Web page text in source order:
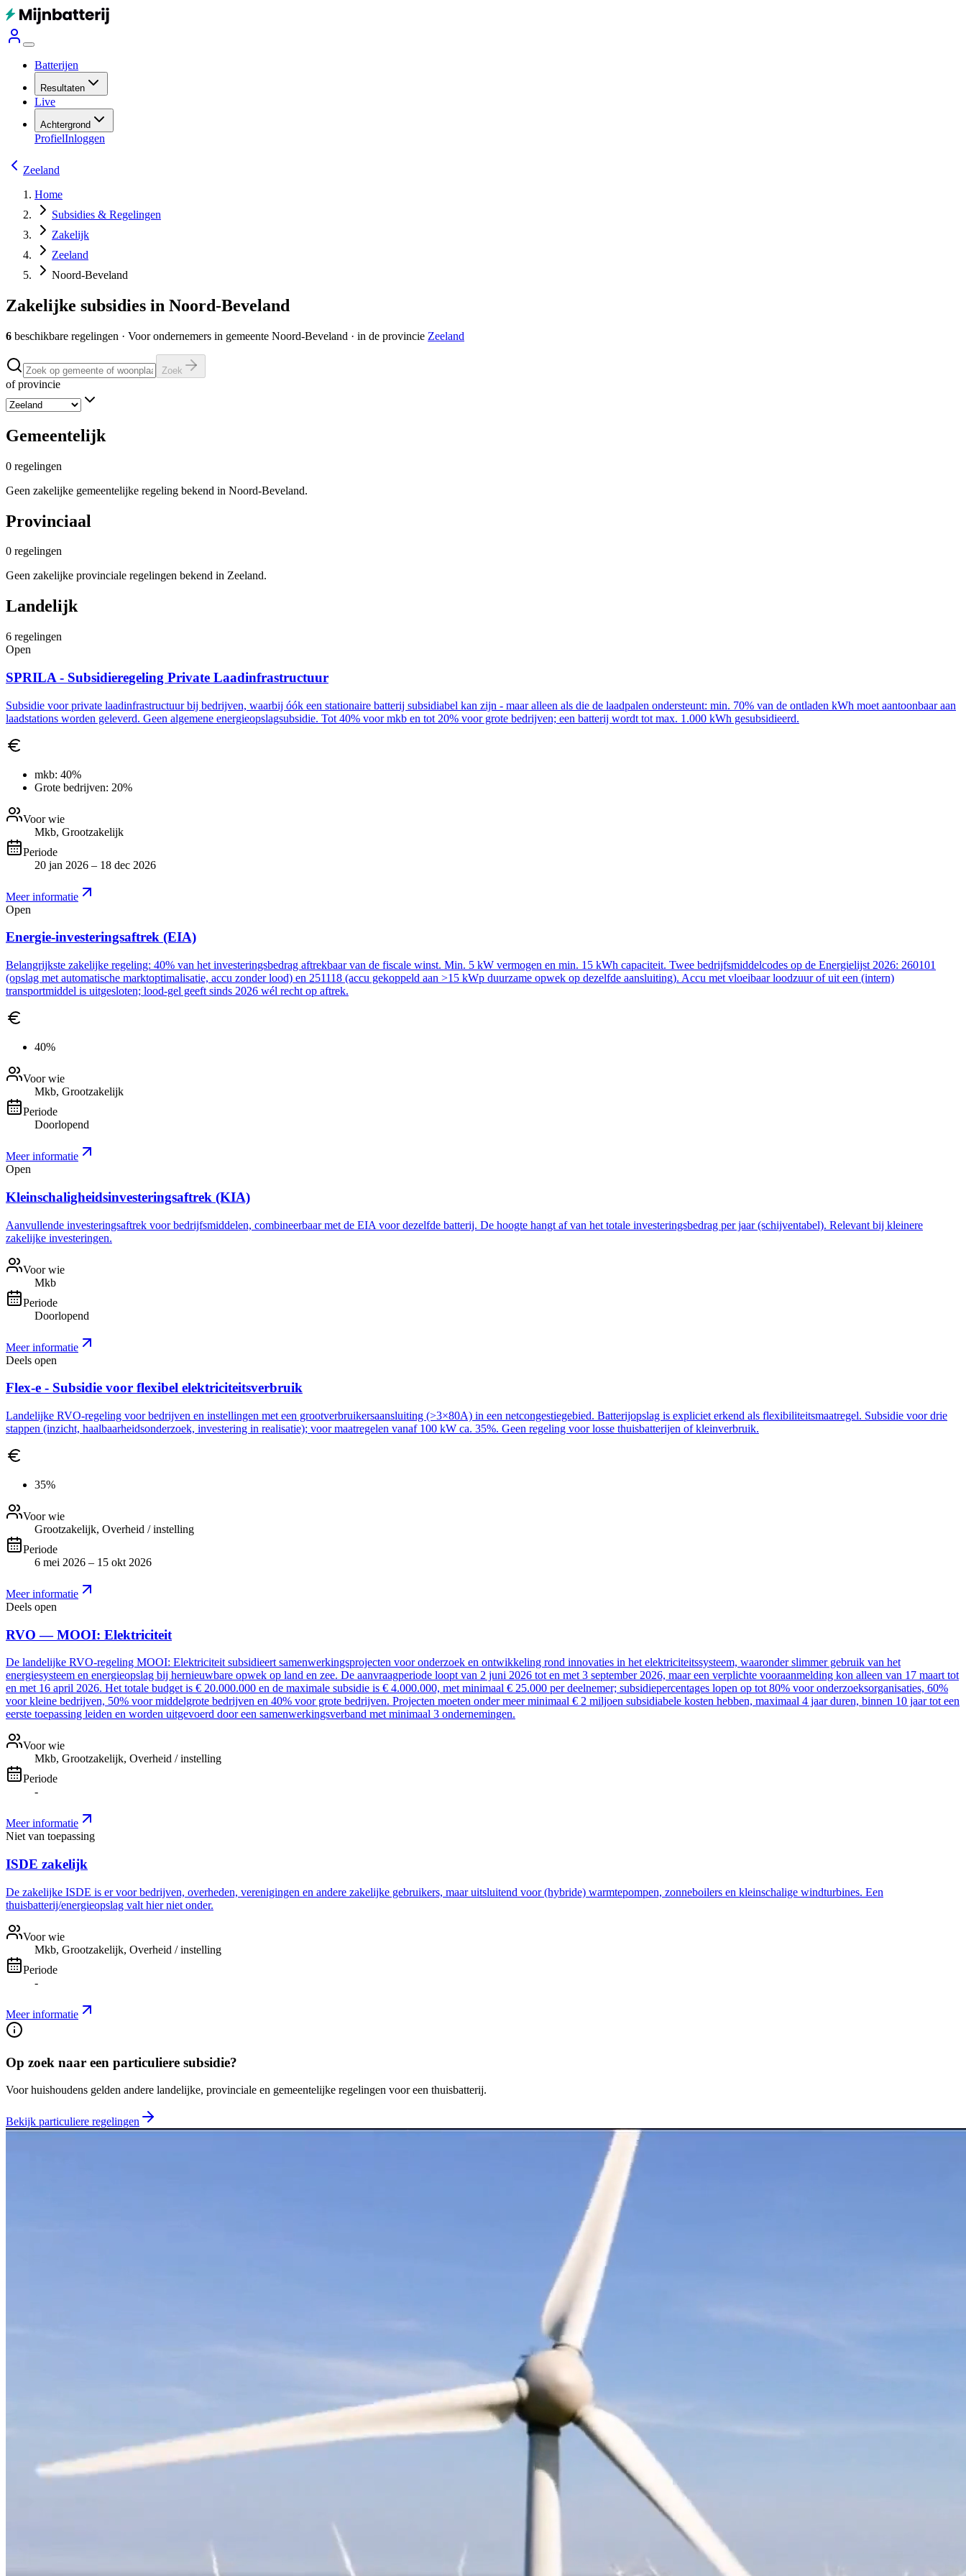
Batterijen
Resultaten
Live
Achtergrond
ProfielInloggen
Zeeland
Home
Subsidies & Regelingen
Zakelijk
Zeeland
Noord-Beveland
Zakelijke subsidies in Noord-Beveland
6 beschikbare regelingen · Voor ondernemers in gemeente Noord-Beveland · in de provincie Zeeland
Zoek
of provincie
Gemeentelijk
0 regelingen
Geen zakelijke gemeentelijke regeling bekend in Noord-Beveland.
Provinciaal
0 regelingen
Geen zakelijke provinciale regelingen bekend in Zeeland.
Landelijk
6 regelingen
Open
SPRILA - Subsidieregeling Private Laadinfrastructuur
Subsidie voor private laadinfrastructuur bij bedrijven, waarbij óók een stationaire batterij subsidiabel kan zijn - maar alleen als die de laadpalen ondersteunt: min. 70% van de ontladen kWh moet aantoonbaar aan
laadstations worden geleverd. Geen algemene energieopslagsubsidie. Tot 40% voor mkb en tot 20% voor grote bedrijven; een batterij wordt tot max. 1.000 kWh gesubsidieerd.
mkb: 40%
Grote bedrijven: 20%
Voor wie
Mkb, Grootzakelijk
Periode
20 jan 2026 – 18 dec 2026
Meer informatie
Open
Energie-investeringsaftrek (EIA)
Belangrijkste zakelijke regeling: 40% van het investeringsbedrag aftrekbaar van de fiscale winst. Min. 5 kW vermogen en min. 15 kWh capaciteit. Twee bedrijfsmiddelcodes op de Energielijst 2026: 260101
(opslag met automatische marktoptimalisatie, accu zonder lood) en 251118 (accu gekoppeld aan >15 kWp duurzame opwek op dezelfde aansluiting). Accu met vloeibaar loodzuur of uit een (intern)
transportmiddel is uitgesloten; lood-gel geeft sinds 2026 wél recht op aftrek.
40%
Voor wie
Mkb, Grootzakelijk
Periode
Doorlopend
Meer informatie
Open
Kleinschaligheidsinvesteringsaftrek (KIA)
Aanvullende investeringsaftrek voor bedrijfsmiddelen, combineerbaar met de EIA voor dezelfde batterij. De hoogte hangt af van het totale investeringsbedrag per jaar (schijventabel). Relevant bij kleinere
zakelijke investeringen.
Voor wie
Mkb
Periode
Doorlopend
Meer informatie
Deels open
Flex-e - Subsidie voor flexibel elektriciteitsverbruik
Landelijke RVO-regeling voor bedrijven en instellingen met een grootverbruikersaansluiting (>3×80A) in een netcongestiegebied. Batterijopslag is expliciet erkend als flexibiliteitsmaatregel. Subsidie voor drie
stappen (inzicht, haalbaarheidsonderzoek, investering in realisatie); voor maatregelen vanaf 100 kW ca. 35%. Geen regeling voor losse thuisbatterijen of kleinverbruik.
35%
Voor wie
Grootzakelijk, Overheid / instelling
Periode
6 mei 2026 – 15 okt 2026
Meer informatie
Deels open
RVO — MOOI: Elektriciteit
De landelijke RVO-regeling MOOI: Elektriciteit subsidieert samenwerkingsprojecten voor onderzoek en ontwikkeling rond innovaties in het elektriciteitssysteem, waaronder slimmer gebruik van het
energiesysteem en energieopslag bij hernieuwbare opwek op land en zee. De aanvraagperiode loopt van 2 juni 2026 tot en met 3 september 2026, maar een verplichte vooraanmelding kon alleen van 17 maart tot
en met 16 april 2026. Het totale budget is € 20.000.000 en de maximale subsidie is € 4.000.000, met minimaal € 25.000 per deelnemer; subsidiepercentages lopen op tot 80% voor onderzoeksorganisaties, 60%
voor kleine bedrijven, 50% voor middelgrote bedrijven en 40% voor grote bedrijven. Projecten moeten onder meer minimaal € 2 miljoen subsidiabele kosten hebben, maximaal 4 jaar duren, binnen 10 jaar tot een
eerste toepassing leiden en worden uitgevoerd door een samenwerkingsverband met minimaal 3 ondernemingen.
Voor wie
Mkb, Grootzakelijk, Overheid / instelling
Periode
-
Meer informatie
Niet van toepassing
ISDE zakelijk
De zakelijke ISDE is er voor bedrijven, overheden, verenigingen en andere zakelijke gebruikers, maar uitsluitend voor (hybride) warmtepompen, zonneboilers en kleinschalige windturbines. Een
thuisbatterij/energieopslag valt hier niet onder.
Voor wie
Mkb, Grootzakelijk, Overheid / instelling
Periode
-
Meer informatie
Op zoek naar een particuliere subsidie?
Voor huishoudens gelden andere landelijke, provinciale en gemeentelijke regelingen voor een thuisbatterij.
Bekijk particuliere regelingen